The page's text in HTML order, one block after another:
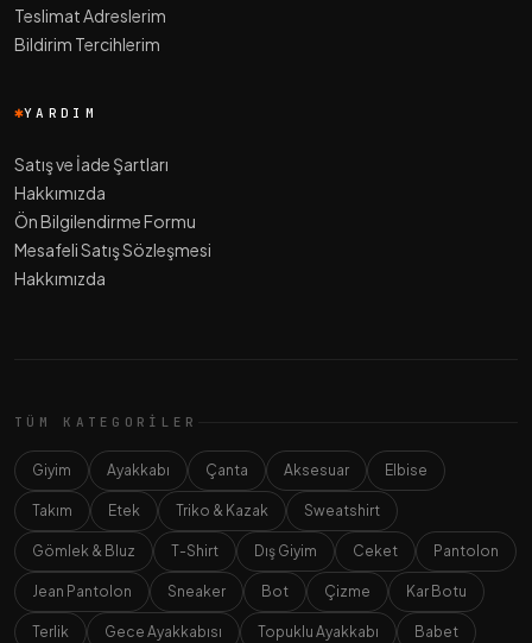
Teslimat Adreslerim
Bildirim Tercihlerim
YARDIM
Satış ve İade Şartları
Hakkımızda
Ön Bilgilendirme Formu
Mesafeli Satış Sözleşmesi
Hakkımızda
TÜM KATEGORILER
Giyim Ayakkabı Çanta Aksesuar Elbise
Takım Etek Triko & Kazak Sweatshirt
Gömlek & Bluz T-Shirt Dış Giyim Ceket Pantolon
Jean Pantolon Sneaker Bot Çizme Kar Botu
Terlik Gece Ayakkabısı Topuklu Ayakkabı Babet